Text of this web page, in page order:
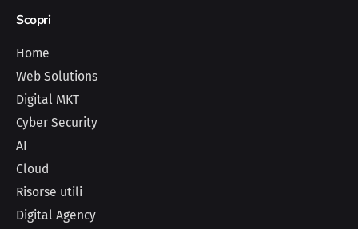
Scopri
Home
Web Solutions
Digital MKT
Cyber Security
AI
Cloud
Risorse utili
Digital Agency